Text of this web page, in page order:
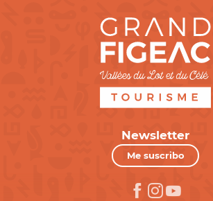
Newsletter
Me suscribo